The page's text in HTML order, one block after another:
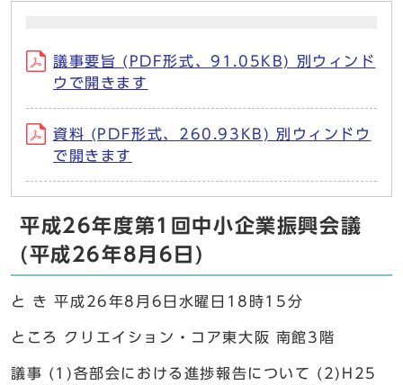
議事要旨 (PDF形式、91.05KB) 別ウィンド
ウで開きます
資料 (PDF形式、260.93KB) 別ウィンドウ
で開きます
平成26年度第1回中小企業振興会議
(平成26年8月6日)
と き 平成26年8月6日水曜日18時15分
ところ クリエイション・コア東大阪 南館3階
議事 (1)各部会における進捗報告について (2)H25